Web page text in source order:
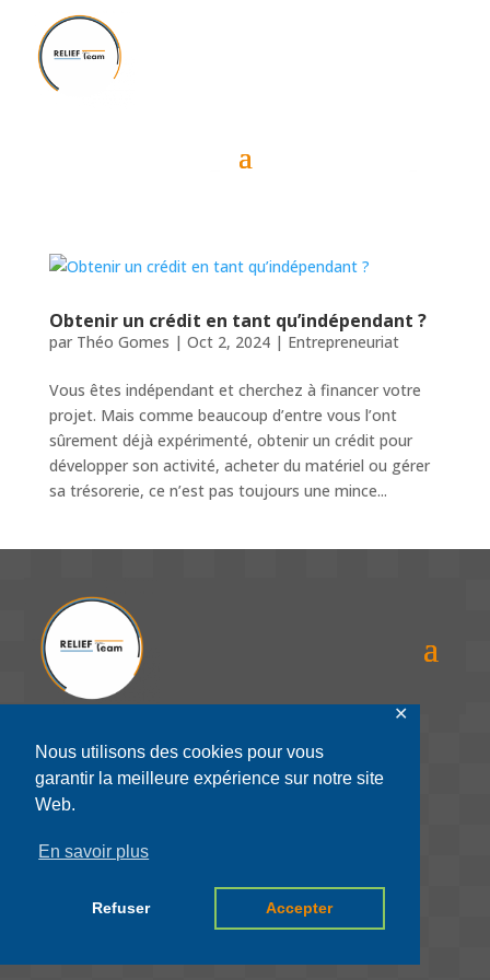
Nous utilisons des cookies pour vous
garantir la meilleure expérience sur notre site
Web.
En savoir plus
Refuser Accepter
✕
Obtenir un crédit en tant qu’indépendant ?
par Théo Gomes | Oct 2, 2024| Entrepreneuriat
Vous êtes indépendant et cherchez à financer votre
projet. Mais comme beaucoup d’entre vous l’ont
sûrement déjà expérimenté, obtenir un crédit pour
développer son activité, acheter du matériel ou gérer
sa trésorerie, ce n’est pas toujours une mince...
RELIEFTeam SAS